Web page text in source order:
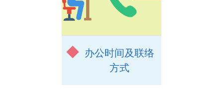
办公时间及联络
方式